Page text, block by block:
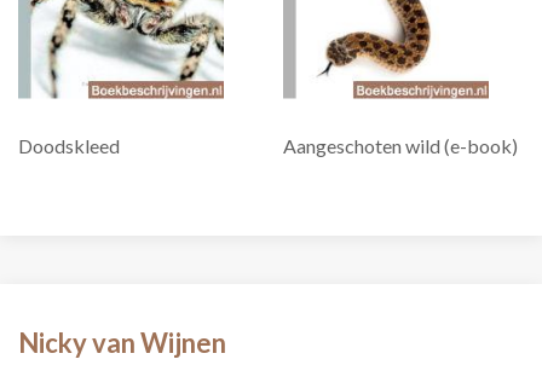
Doodskleed Aangeschoten wild (e-book)
Nicky van Wijnen